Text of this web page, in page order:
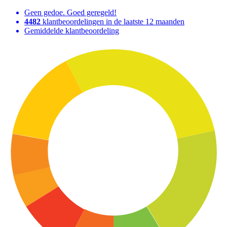
Geen gedoe. Goed geregeld!
4482 klantbeoordelingen in de laatste 12 maanden
Gemiddelde klantbeoordeling